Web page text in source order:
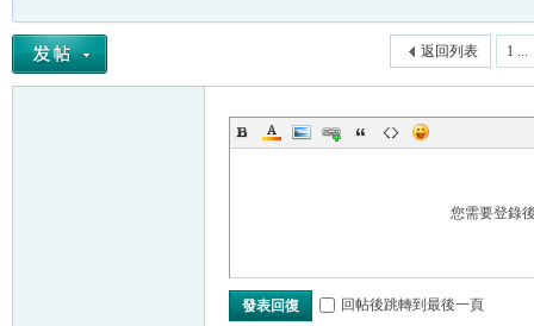
1 ...
返回列表
您需要登錄
發表回復 回帖後跳轉到最後一頁